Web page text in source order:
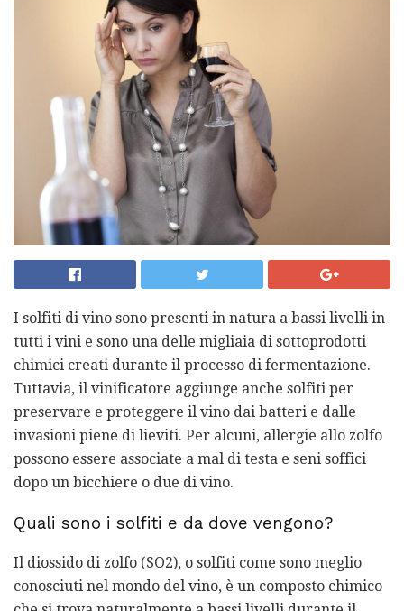
I solfiti di vino sono presenti in natura a bassi livelli in
tutti i vini e sono una delle migliaia di sottoprodotti
chimici creati durante il processo di fermentazione.
Tuttavia, il vinificatore aggiunge anche solfiti per
preservare e proteggere il vino dai batteri e dalle
invasioni piene di lieviti. Per alcuni, allergie allo zolfo
possono essere associate a mal di testa e seni soffici
dopo un bicchiere o due di vino.
Quali sono i solfiti e da dove vengono?
Il diossido di zolfo (SO2), o solfiti come sono meglio
conosciuti nel mondo del vino, è un composto chimico